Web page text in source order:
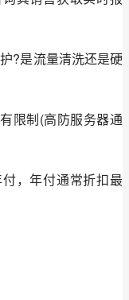
?是流量清洗还是硬
限制(高防服务器通
，年付通常折扣最